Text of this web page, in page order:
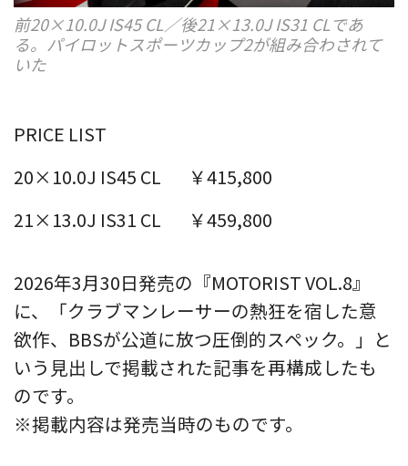
前20×10.0J IS45 CL／後21×13.0J IS31 CLであ
る。パイロットスポーツカップ2が組み合わされて
いた
PRICE LIST
20×10.0J IS45 CL
￥415,800
21×13.0J IS31 CL
￥459,800
2026年3月30日発売の『MOTORIST VOL.8』
に、「クラブマンレーサーの熱狂を宿した意
欲作、BBSが公道に放つ圧倒的スペック。」と
いう見出しで掲載された記事を再構成したも
のです。
※掲載内容は発売当時のものです。